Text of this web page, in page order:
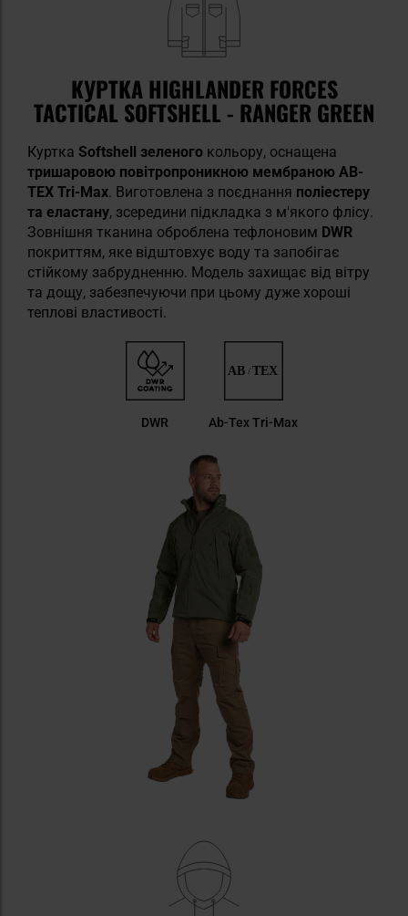
КУРТКА HIGHLANDER FORCES
TACTICAL SOFTSHELL - RANGER GREEN
Куртка Softshell зеленого кольору, оснащена
тришаровою повітропроникною мембраною AB-
TEX Tri-Max. Виготовлена з поєднання поліестеру
та еластану, зсередини підкладка з м'якого флісу.
Зовнішня тканина оброблена тефлоновим DWR
покриттям, яке відштовхує воду та запобігає
стійкому забрудненню. Модель захищає від вітру
та дощу, забезпечуючи при цьому дуже хороші
теплові властивості.
DWR Ab-Tex Tri-Max